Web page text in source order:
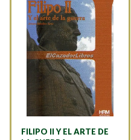
FILIPO II Y EL ARTE DE